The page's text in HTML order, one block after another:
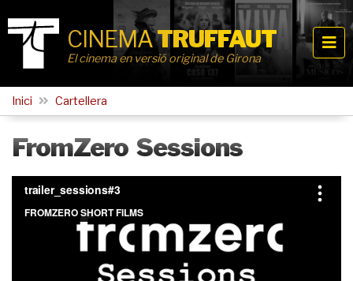
CINEMATRUFFAUT
El cinema en versió original de Girona
Inici Cartellera
FromZero Sessions